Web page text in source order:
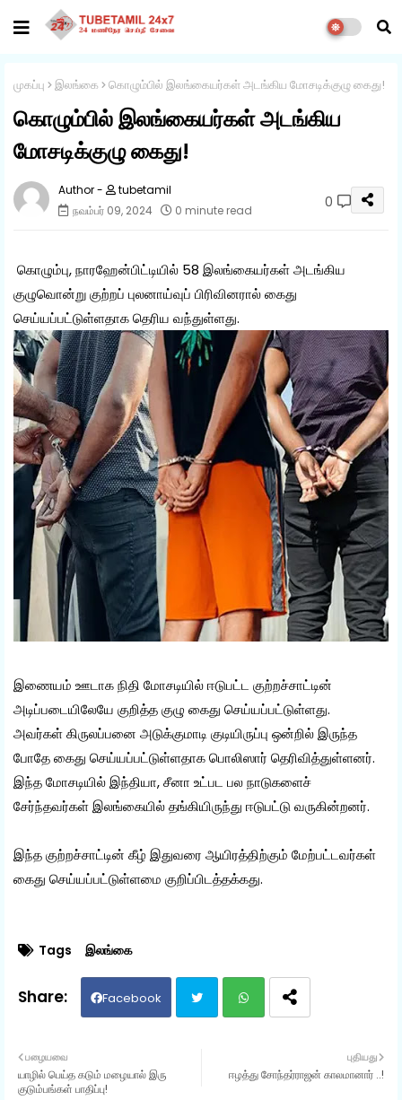
முகப்பு இலங்கை கொழும்பில் இலங்கையர்கள் அடங்கிய மோசடிக்குழு கைது!
கொழும்பில் இலங்கையர்கள் அடங்கிய
மோசடிக்குழு கைது!
tubetamil
நவம்பர் 09, 2024
0 minute read 0
கொழும்பு, நாரஹேன்பிட்டியில் 58 இலங்கையர்கள் அடங்கிய
குழுவொன்று குற்றப் புலனாய்வுப் பிரிவினரால் கைது
செய்யப்பட்டுள்ளதாக தெரிய வந்துள்ளது.
இணையம் ஊடாக நிதி மோசடியில் ஈடுபட்ட குற்றச்சாட்டின்
அடிப்படையிலேயே குறித்த குழு கைது செய்யப்பட்டுள்ளது.
அவர்கள் கிருலப்பனை அடுக்குமாடி குடியிருப்பு ஒன்றில் இருந்த
போதே கைது செய்யப்பட்டுள்ளதாக பொலிஸார் தெரிவித்துள்ளனர்.
இந்த மோசடியில் இந்தியா, சீனா உட்பட பல நாடுகளைச்
சேர்ந்தவர்கள் இலங்கையில் தங்கியிருந்து ஈடுபட்டு வருகின்றனர்.
இந்த குற்றச்சாட்டின் கீழ் இதுவரை ஆயிரத்திற்கும் மேற்பட்டவர்கள்
கைது செய்யப்பட்டுள்ளமை குறிப்பிடத்தக்கது.
Tags இலங்கை
Facebook
ats
புதியது
ஈழத்து சோந்தர்ராஜன் காலமானார் ..!
பழையவை
யாழில் பெய்த கடும் மழையால் இரு
குடும்பங்கள் பாதிப்பு!